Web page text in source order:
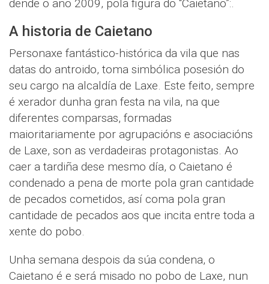
dende o ano 2009, pola figura do “Caietano”:.
A historia de Caietano
Personaxe fantástico-histórica da vila que nas
datas do antroido, toma simbólica posesión do
seu cargo na alcaldía de Laxe. Este feito, sempre
é xerador dunha gran festa na vila, na que
diferentes comparsas, formadas
maioritariamente por agrupacións e asociacións
de Laxe, son as verdadeiras protagonistas. Ao
caer a tardiña dese mesmo día, o Caietano é
condenado a pena de morte pola gran cantidade
de pecados cometidos, así coma pola gran
cantidade de pecados aos que incita entre toda a
xente do pobo.
Unha semana despois da súa condena, o
Caietano é e será misado no pobo de Laxe, nun